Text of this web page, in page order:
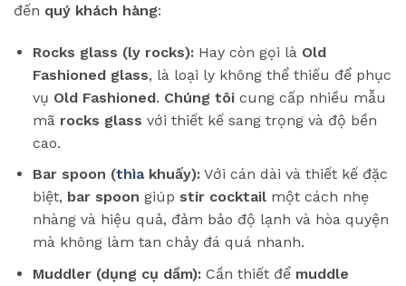
đến quý khách hàng:
Rocks glass (ly rocks):Hay còn gọi là Old
Fashioned glass, là loại ly không thể thiếu để phục
vụ Old Fashioned. Chúng tôicung cấp nhiều mẫu
mã rocks glass với thiết kế sang trọng và độ bền
cao.
Bar spoon (thìakhuấy):Với cán dài và thiết kế đặc
biệt, bar spoon giúp stir cocktailmột cách nhẹ
nhàng và hiệu quả, đảm bảo độ lạnh và hòa quyện
mà không làm tan chảy đá quá nhanh.
Muddler (dụng cụ dầm):Cần thiết để muddle